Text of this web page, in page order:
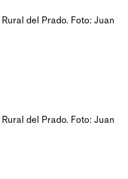
del Prado. Foto: Juan
del Prado. Foto: Juan